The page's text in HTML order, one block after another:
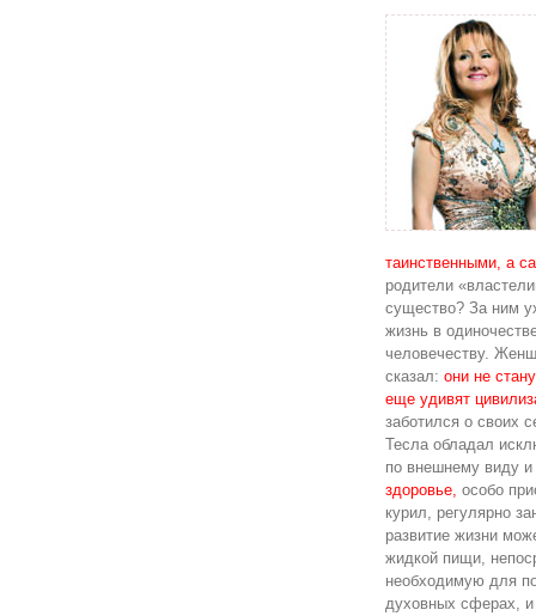
таинственными, а
родители
существо? За ним
жизнь в
человечеству.
сказал:они не
еще удивят
заботился о своих
Тесла обладал
по внешнему виду
здоровье, особо
курил, регулярно
развитие жизни
жидкой пищи,
необходимую для
духовных сферах,